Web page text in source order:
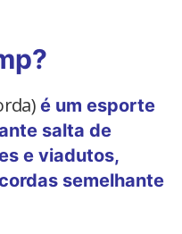
é um esporte
salta de
e viadutos,
semelhante